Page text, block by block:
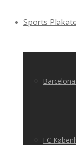
Sports
Barcelona
FC